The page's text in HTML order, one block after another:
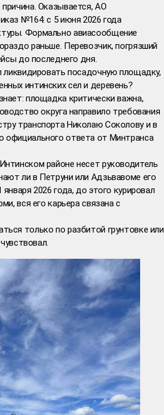
Оказывается, АО
№164: с 5 июня 2026 года
Формально авиасообщение
раньше. Перевозчик, погрязший
до последнего дня.
ликвидировать посадочную площадку,
интинских сел и деревень?
площадка критически важна,
округа направило требования
транспорта Николаю Соколову и в
официального ответа от Минтранса
районе несет руководитель
ли в Петруни или Адзьвавоме его
2026 года, до этого курировал
вся его карьера связана с
только по разбитой грунтовке или